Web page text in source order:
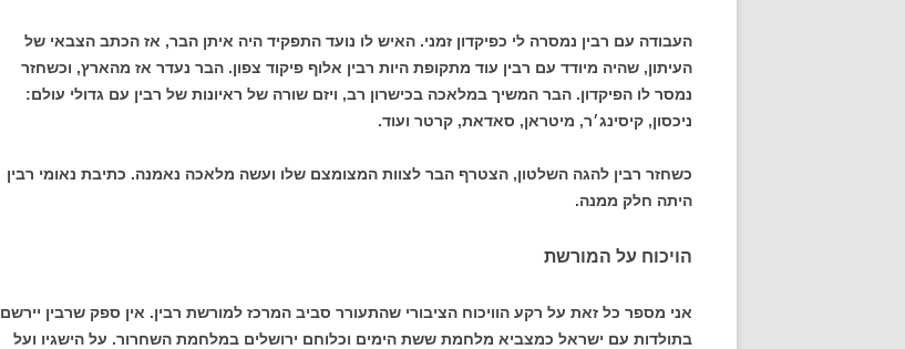
העבודה עם רבין נמסרה לי כפיקדון זמני. האיש לו נועד התפקיד היה איתן הבר, אז הכתב הצבאי של
העיתון, שהיה מיודד עם רבין עוד מתקופת היות רבין אלוף פיקוד צפון. הבר נעדר אז מהארץ, וכשחזר
נמסר לו הפיקדון. הבר המשיך במלאכה בכישרון רב, ויזם שורה של ראיונות של רבין עם גדולי עולם:
ניכסון, קיסינג׳ר, מיטראן, סאדאת, קרטר ועוד.
כשחזר רבין להגה השלטון, הצטרף הבר לצוות המצומצם שלו ועשה מלאכה נאמנה. כתיבת נאומי רבין
היתה חלק ממנה.
הויכוח על המורשת
אני מספר כל זאת על רקע הוויכוח הציבורי שהתעורר סביב המרכז למורשת רבין. אין ספק שרבין יירשם
בתולדות עם ישראל כמצביא מלחמת ששת הימים וכלוחם ירושלים במלחמת השחרור. על הישגיו ועל